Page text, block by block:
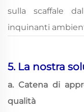
sulla scaffale
inquinanti
5. La nostra
a. Catena di
qualità